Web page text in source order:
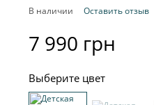
В наличии Оставить отзыв
7 990 грн
Выберите цвет